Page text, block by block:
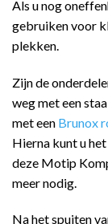
Als u nog
gebruiken voor
plekken.
Zijn de
weg met een
met een Brunox
Hierna kunt u
deze Motip
meer nodig.
Na het spuiten